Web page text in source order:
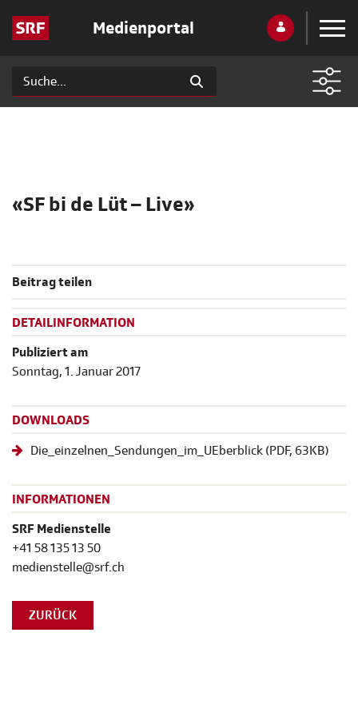
Medienportal
«SF bi de Lüt – Live»
Beitrag teilen
DETAILINFORMATION
Publiziert am
Sonntag, 1. Januar 2017
DOWNLOADS
Die_einzelnen_Sendungen_im_UEberblick (PDF, 63KB)
INFORMATIONEN
SRF Medienstelle
+41 58 135 13 50
medienstelle@srf.ch
ZURÜCK